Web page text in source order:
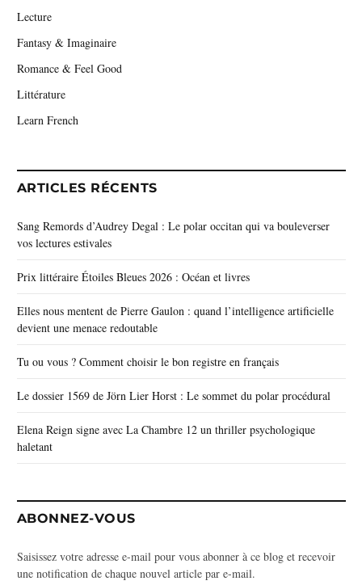
Lecture
Fantasy & Imaginaire
Romance & Feel Good
Littérature
Learn French
ARTICLES RÉCENTS
Sang Remords d’Audrey Degal : Le polar occitan qui va bouleverser
vos lectures estivales
Prix littéraire Étoiles Bleues 2026 : Océan et livres
Elles nous mentent de Pierre Gaulon : quand l’intelligence artificielle
devient une menace redoutable
Tu ou vous ? Comment choisir le bon registre en français
Le dossier 1569 de Jörn Lier Horst : Le sommet du polar procédural
Elena Reign signe avec La Chambre 12 un thriller psychologique
haletant
ABONNEZ-VOUS
Saisissez votre adresse e-mail pour vous abonner à ce blog et recevoir
une notification de chaque nouvel article par e-mail.